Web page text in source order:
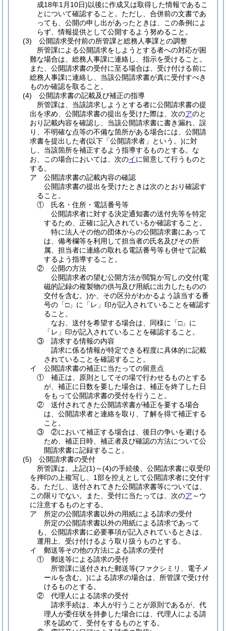
成18年1月10日)以後に作成又は取得した情報であるこ
とについて確認すること。ただし、合併前の文書であ
っても、公開の申し出があったときは、この条例によ
らず、情報提供として公開するよう努めること。
(3)
公開請求受付前の所管課と総務人事課との調整
所管課による公開請求をしようとする者への対応が困
難な場合は、総務人事課に連絡し、指示を受けること。
また、公開請求書の受付に至る場合は、受け付ける前に
総務人事課に連絡し、当該公開請求書が真に受付すべき
ものか確認を取ること。
(4)
公開請求書の記載及び補正の指導
所管課は、当該請求しようとする者に公開請求書の提
出を求め、公開請求書の提出を受けた際は、次のアのと
おり記載内容を確認し、当該公開請求書に書き漏れ、誤
り、不明確な点等の不備な箇所がある場合には、公開請
求書を提出した者(以下「公開請求者」という。)に対
し、当該箇所を補正するよう指導するものとする。な
お、この場合においては、次のイに留意して行うものと
する。
ア
公開請求書の記載内容の確認
公開請求書の提出を受けたときは次のとおり確認す
ること。
①
氏名・住所・電話番号等
公開請求者に対する決定通知書の送付先等を特定
するため、正確に記入されているか確認すること。
特に法人その他の団体からの公開請求書にあって
は、備考欄等を利用して担当者の氏名及びその所
属、担当者に連絡の取れる電話番号等も併せて記載
するよう指導すること。
②
公開の方法
公開請求者の望む公開方法が閲覧か写しの交付(電
磁的記録の複製物の供与及び用紙に出力したものの
交付を含む。)か、その区分がわかるよう該当する番
号の「□」に「レ」印が記入されていることを確認す
ること。
なお、送付を希望する場合は、同様に「□」に
「レ」印が記入されていることを確認すること。
③
請求する情報の内容
請求に係る情報が特定できる程度に具体的に記載
されていることを確認すること。
イ
公開請求書の補正に当たっての留意点
①
補正は、原則としてその場で行わせるものとする
が、補正に日数を要した場合は、補正を終了した日
をもって公開請求書の受付を行うこと。
②
送付されてきた公開請求書が補正を要する場合
は、公開請求者と連絡を取り、了解を得て補正する
こと。
③
②において補正する場合は、後日の争いを避ける
ため、補正日時、補正者及び確認の方法について公
開請求書に記録すること。
(5)
公開請求書の受付
所管課は、上記(1) ～(4)の手続後、公開請求書に収受印
を押印の上複写し、1部を控えとして公開請求者に交付す
る。ただし、送付されてきた公開請求書等については、
この限りでない。また、受付に当たっては、次のア ～ウ
に注意するものとする。
ア
所定の公開請求書以外の用紙による請求の受付
所定の公開請求書以外の用紙による請求であって
も、公開請求書に必要事項が記入されているときは、
運用上、受け付けるよう取り扱うものとする。
イ
郵送等その他の方法による請求の受付
①
郵送等による請求の受付
所管課に送付された郵送等(ファクシミリ、電子メ
ールを含む。)による請求の場合は、所管課で受け付
けるものとする。
②
代理人による請求の受付
請求手続は、本人が行うことが原則であるが、代
理人が委任状を持参した場合には、代理人による請
求を認めて、受付をするものとする。